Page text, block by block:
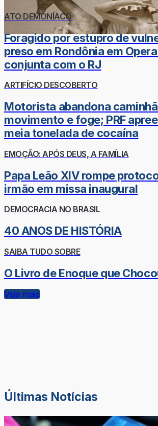
ATO DEMONÍACO
Foragido por estupro de
preso em Rondônia em
conjunta com o RJ
ARTIFÍCIO DESCOBERTO
Motorista abandona
movimento e foge; PRF
meia tonelada de cocaína
EMOÇÃO: APÓS DEUS, A FAMÍLIA
Papa Leão XIV rompe
irmão em missa inaugural
DEMOCRACIA NO BRASIL
40 ANOS DE HISTÓRIA
SAIBA TUDO SOBRE
O Livro de Enoque que
Veja mais
Últimas Notícias